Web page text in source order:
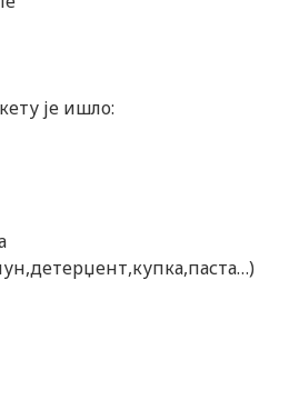
је ишло: